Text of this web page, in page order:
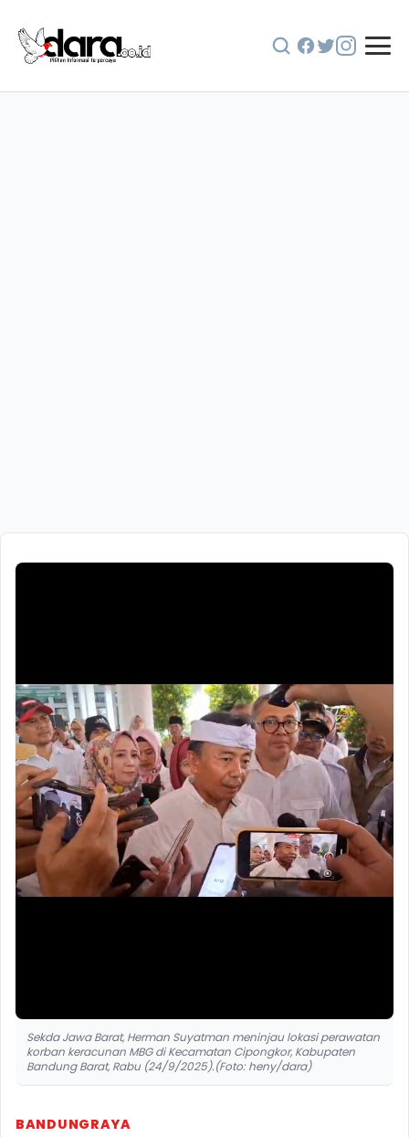
Sekda Jawa Barat, Herman Suyatman meninjau lokasi perawatan
korban keracunan MBG di Kecamatan Cipongkor, Kabupaten
Bandung Barat, Rabu (24/9/2025).(Foto: heny/dara)
BANDUNGRAYA